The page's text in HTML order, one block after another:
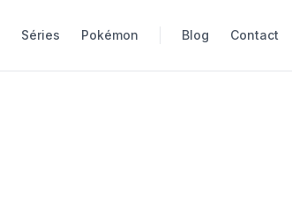
Séries Pokémon Blog Contact
Séries Pokémon Blog Contact